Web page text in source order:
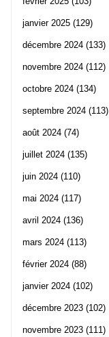
janvier 2025 (129)
décembre 2024 (133)
novembre 2024 (112)
octobre 2024 (134)
septembre 2024 (113)
août 2024 (74)
juillet 2024 (135)
juin 2024 (110)
mai 2024 (117)
avril 2024 (136)
mars 2024 (113)
février 2024 (88)
janvier 2024 (102)
décembre 2023 (102)
novembre 2023 (111)